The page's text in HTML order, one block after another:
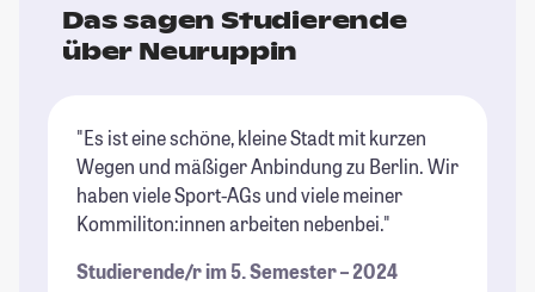
Das sagen Studierende
über Neuruppin
"Es ist eine schöne, kleine Stadt mit kurzen
Wegen und mäßiger Anbindung zu Berlin. Wir
haben viele Sport-AGs und viele meiner
Kommiliton:innen arbeiten nebenbei."
Studierende/r im 5. Semester – 2024